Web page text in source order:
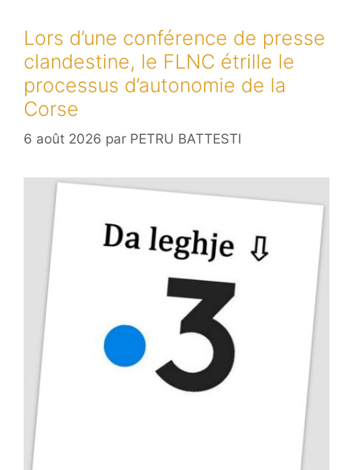
Lors d’une conférence de presse
clandestine, le FLNC étrille le
processus d’autonomie de la
Corse
6 août 2026 par PETRU BATTESTI